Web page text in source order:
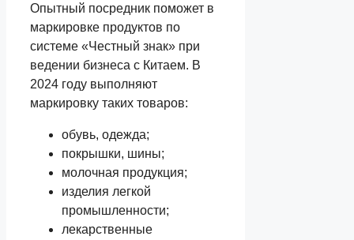
Опытный посредник поможет в
маркировке продуктов по
системе «Честный знак» при
ведении бизнеса с Китаем. В
2024 году выполняют
маркировку таких товаров:
обувь, одежда;
покрышки, шины;
молочная продукция;
изделия легкой
промышленности;
лекарственные